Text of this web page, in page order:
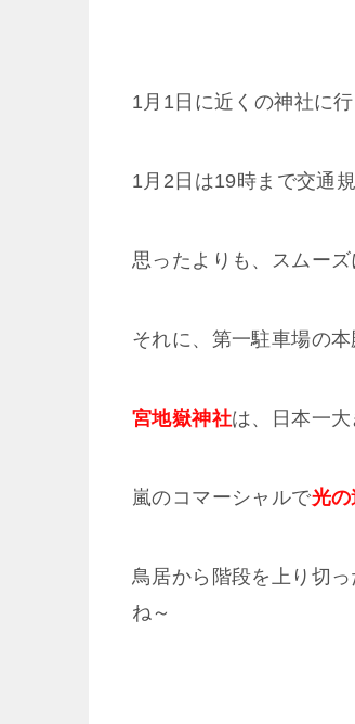
1月1日に近くの神社に
1月2日は19時まで交通
思ったよりも、スムー
それに、第一駐車場の
宮地嶽神社は、日本一
嵐のコマーシャルで光の
鳥居から階段を上り切
ね～